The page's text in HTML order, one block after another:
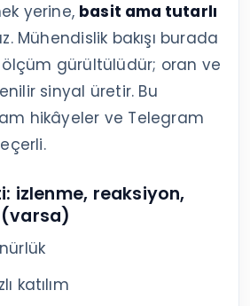
yerine, basit ama tutarlı
Mühendislik bakışı burada
ölçüm gürültülüdür; oran ve
sinyal üretir. Bu
hikâyeler ve Telegram
izlenme, reaksiyon,
(varsa)
katılım